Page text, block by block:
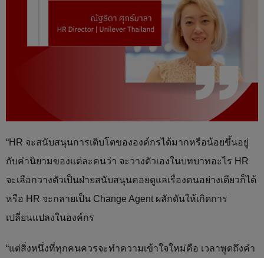
“HR จะสนับสนุนการเติบโตขององค์กรได้มากหรือน้อยขึ้นอยู่
กับคำนิยามของแต่ละคนว่า จะวางตัวเองในบทบาทอะไร HR
จะเลือกวางตัวเป็นฝ่ายสนับสนุนคอยดูแลเรื่องคนอย่างเดียวก็ได้
หรือ HR จะกลายเป็น Change Agent ผลักดันให้เกิดการ
เปลี่ยนแปลงในองค์กร
“แต่สิ่งหนึ่งที่ทุกคนควรจะทำความเข้าใจใหม่คือ เวลาพูดถึงคำ